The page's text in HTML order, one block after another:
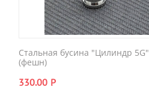
Стальная бусина "Цилиндр 5G"
(фешн)
330.00 Р